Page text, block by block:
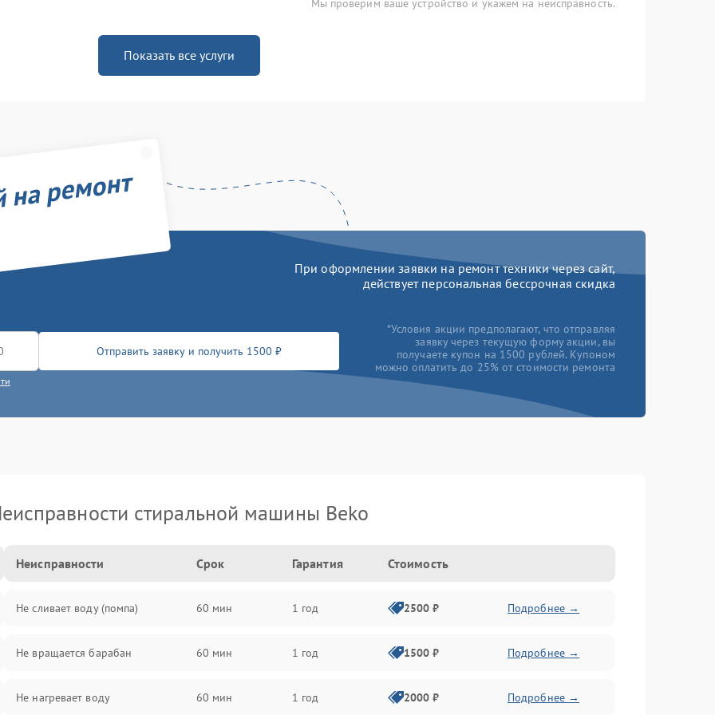
Мы проверим ваше устройство и укажем на неисправность.
Показать все услуги
ремонт
При оформлении заявки на ремонт техники через сайт,
действует персональная бессрочная скидка
Отправить заявку и получить 1500 ₽
*Условия акции предполагают, что отправляя
заявку через текущую форму акции, вы
получаете купон на 1500 рублей. Купоном
можно оплатить до 25% от стоимости ремонта
стиральной машины Beko
Неисправности Срок Гарантия Стоимость
Не сливает воду (помпа) 60 мин 1 год 2500 ₽ Подробнее →
Не вращается барабан 60 мин 1 год 1500 ₽ Подробнее →
Не нагревает воду 60 мин 1 год 2000 ₽ Подробнее →